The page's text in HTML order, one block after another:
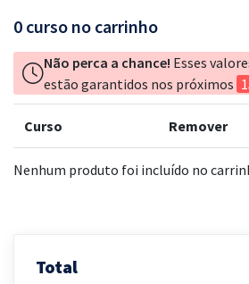
0 curso no carrinho
Não perca a chance! Esses
estão garantidos nos próximos
Curso Remover
Nenhum produto foi incluído no
Total